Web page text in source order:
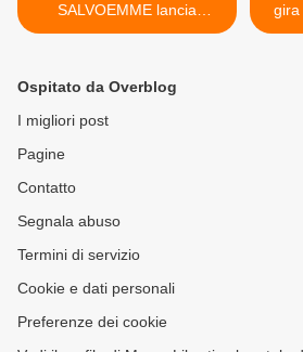
SALVOEMME lancia
"L'ordine delle cose"
gira
Ospitato da Overblog
I migliori post
Pagine
Contatto
Segnala abuso
Termini di servizio
Cookie e dati personali
Preferenze dei cookie